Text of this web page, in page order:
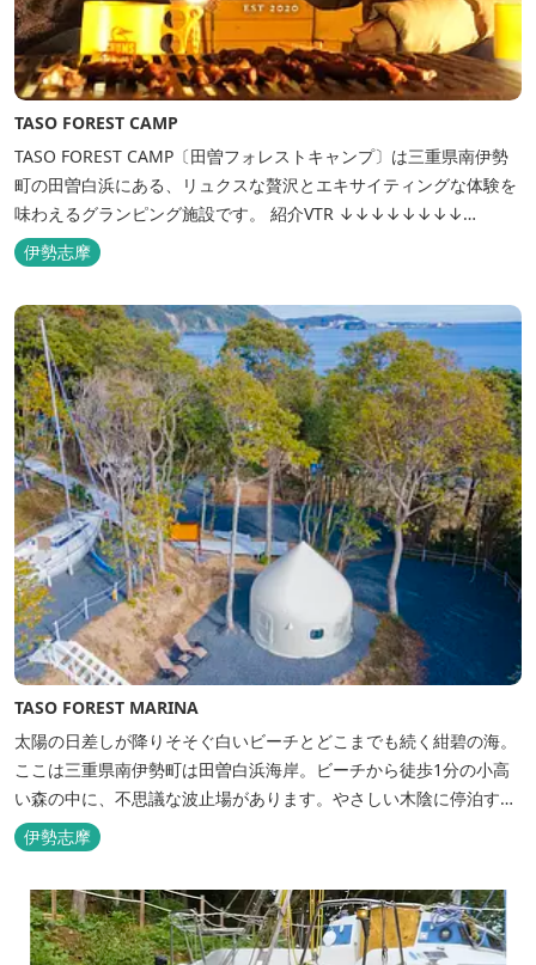
TASO FOREST CAMP
TASO FOREST CAMP〔田曽フォレストキャンプ〕は三重県南伊勢
町の田曽白浜にある、リュクスな贅沢とエキサイティングな体験を
味わえるグランピング施設です。 紹介VTR ↓↓↓↓↓↓↓↓
https://www.youtube.com/watch?v=jpF0wPRjqSw
伊勢志摩
TASO FOREST MARINA
太陽の日差しが降りそそぐ白いビーチとどこまでも続く紺碧の海。
ここは三重県南伊勢町は田曽白浜海岸。ビーチから徒歩1分の小高
い森の中に、不思議な波止場があります。やさしい木陰に停泊する
のは3艇のヨット。日本初の森のマリーナです。 航海の気分高まる
インテリアは見た目からは想像できないほど広く、くつろぎの空
間。夏場でもエアコン完備で快適にお過ごしいただけます。甲板の
上に寝転んで夜空を見上げれば...
伊勢志摩